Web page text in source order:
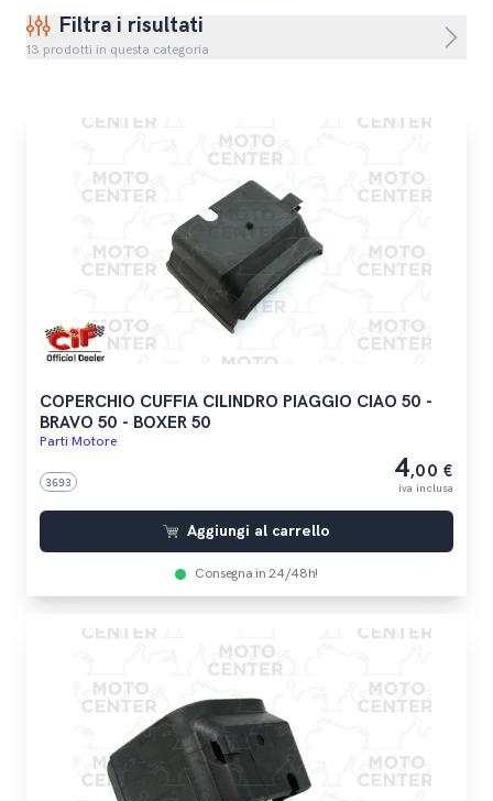
Filtra i risultati
13 prodotti in questa categoria
COPERCHIO CUFFIA CILINDRO PIAGGIO CIAO 50 -
BRAVO 50 - BOXER 50
Parti Motore
3693 4,00 €
iva inclusa
Aggiungi al carrello
Consegna in 24/48h!